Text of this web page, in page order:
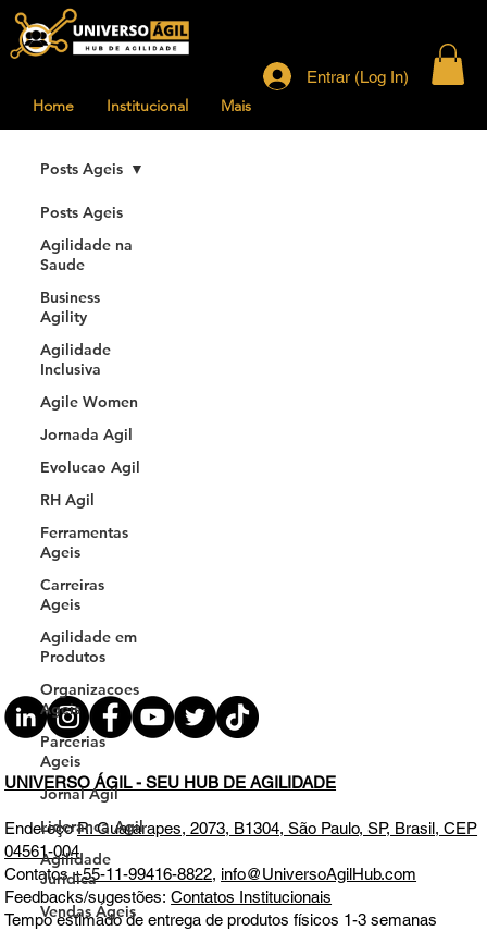
Home Institucional Mais
Entrar (Log In)
Posts Ageis
Agilidade na
Saude
Business
Agility
Agilidade
Inclusiva
Agile Women
Jornada Agil
Evolucao Agil
RH Agil
Ferramentas
Ageis
Carreiras
Ageis
Agilidade em
Produtos
Organizacoes
Ageis
Parcerias
Ageis
Jornal Agil
Lideranca Agil
Agilidade
Jurídica
Vendas Ágeis
Posts Ageis
UNIVERSO ÁGIL - SEU HUB DE AGILIDADE
EndereçoR. Guararapes, 2073, B1304, São Paulo, SP, Brasil, CEP
04561-004
Contatos+55-11-99416-8822, info@UniversoAgilHub.com
Feedbacks/sugestões:Contatos Institucionais
Tempo estimado de entrega de produtos físicos 1-3 semanas